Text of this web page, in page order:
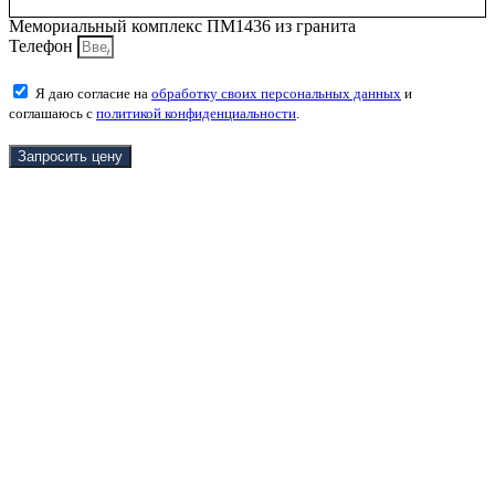
Мемориальный комплекс ПМ1436 из гранита
Телефон
Я даю согласие на обработку своих персональных данных и
соглашаюсь с политикой конфиденциальности
Запросить цену